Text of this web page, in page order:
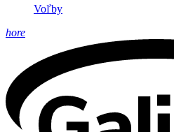
Voľby
hore